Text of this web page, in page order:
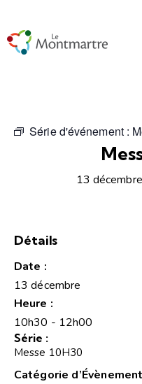
Série d'événement :
13
Détails
Date :
13 décembre
Heure :
10h30 - 12h00
Série :
Messe 10H30
Catégorie